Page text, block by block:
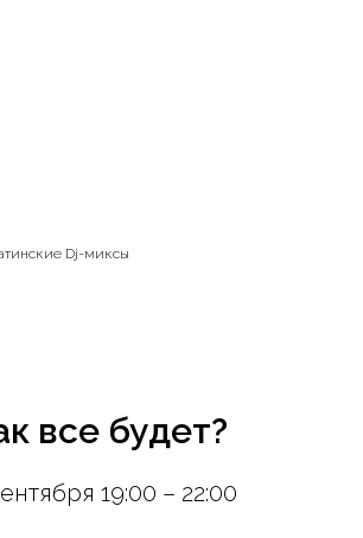
Dj-миксы
все будет?
19:00 – 22:00